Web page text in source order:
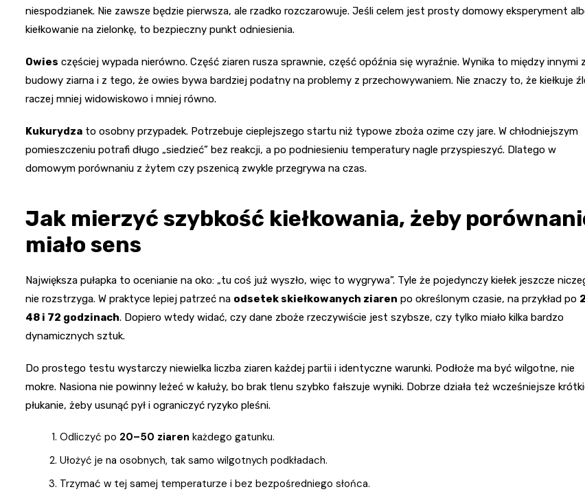
niespodzianek. Nie zawsze będzie pierwsza, ale rzadko rozczarowuje. Jeśli celem jest prosty domowy eksperyment
kiełkowanie na zielonkę, to bezpieczny punkt odniesienia.
Owies częściej wypada nierówno. Część ziaren rusza sprawnie, część opóźnia się wyraźnie. Wynika to między innymi z
budowy ziarna i z tego, że owies bywa bardziej podatny na problemy z przechowywaniem. Nie znaczy to, że kiełkuje
raczej mniej widowiskowo i mniej równo.
Kukurydza to osobny przypadek. Potrzebuje cieplejszego startu niż typowe zboża ozime czy jare. W chłodniejszym
pomieszczeniu potrafi długo „siedzieć” bez reakcji, a po podniesieniu temperatury nagle przyspieszyć. Dlatego w
domowym porównaniu z żytem czy pszenicą zwykle przegrywa na czas.
Jak mierzyć szybkość kiełkowania, żeby
miało sens
Największa pułapka to ocenianie na oko: „tu coś już wyszło, więc to wygrywa”. Tyle że pojedynczy kiełek jeszcze
nie rozstrzyga. W praktyce lepiej patrzeć na odsetek skiełkowanych ziaren po określonym czasie, na przykład po
48 i 72 godzinach. Dopiero wtedy widać, czy dane zboże rzeczywiście jest szybsze, czy tylko miało kilka bardzo
dynamicznych sztuk.
Do prostego testu wystarczy niewielka liczba ziaren każdej partii i identyczne warunki. Podłoże ma być wilgotne, nie
mokre. Nasiona nie powinny leżeć w kałuży, bo brak tlenu szybko fałszuje wyniki. Dobrze działa też wcześniejsze
płukanie, żeby usunąć pył i ograniczyć ryzyko pleśni.
Odliczyć po 20–50 ziaren każdego gatunku.
Ułożyć je na osobnych, tak samo wilgotnych podkładach.
Trzymać w tej samej temperaturze i bez bezpośredniego słońca.